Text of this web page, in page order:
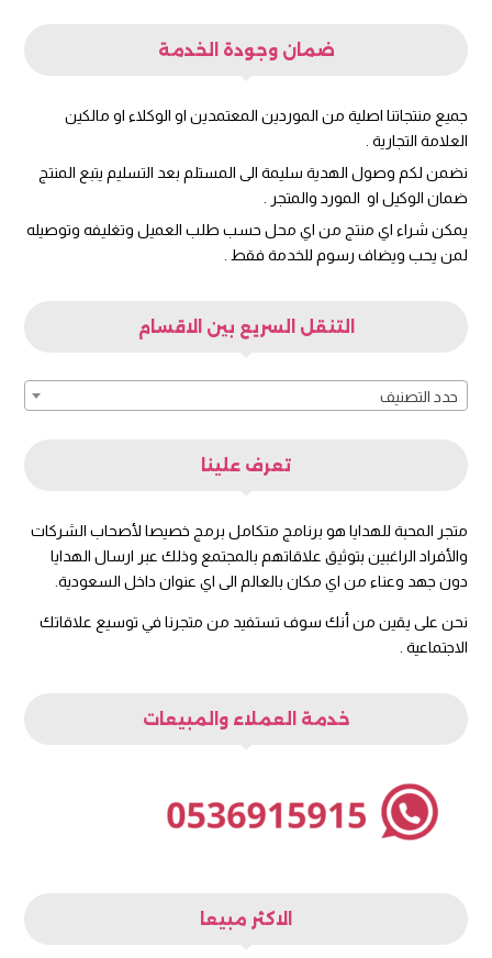
ضمان وجودة الخدمة
جميع منتجاتنا اصلية من الموردين المعتمدين او الوكلاء او مالكين
العلامة التجارية .
نضمن لكم وصول الهدية سليمة الى المستلم بعد التسليم يتبع المنتج
ضمان الوكيل او المورد والمتجر .
يمكن شراء اي منتج من اي محل حسب طلب العميل وتغليفه وتوصيله
لمن يحب ويضاف رسوم للخدمة فقط .
التنقل السريع بين الاقسام
حدد التصنيف
تعرف علينا
متجر المحبة للهدايا هو برنامج متكامل برمج خصيصا لأصحاب الشركات
والأفراد الراغبين بتوثيق علاقاتهم بالمجتمع وذلك عبر ارسال الهدايا
دون جهد وعناء من اي مكان بالعالم الى اي عنوان داخل السعودية.
نحن على يقين من أنك سوف تستفيد من متجرنا في توسيع علاقاتك
الاجتماعية .
خدمة العملاء والمبيعات
الاكثر مبيعا